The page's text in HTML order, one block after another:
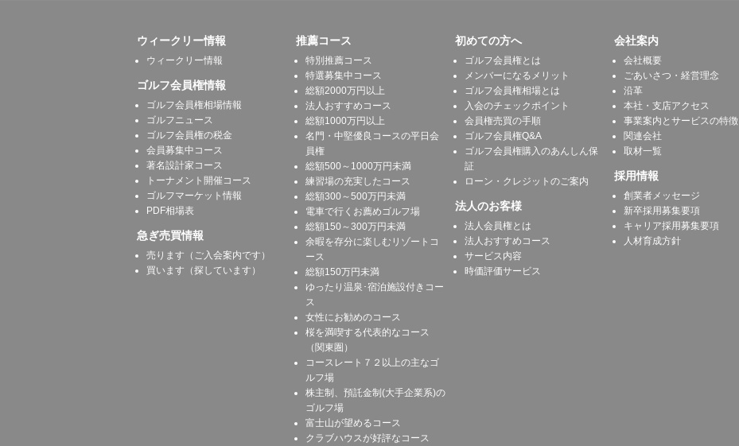
ウィークリー情報
ウィークリー情報
ゴルフ会員権情報
ゴルフ会員権相場情報
ゴルフニュース
ゴルフ会員権の税金
会員募集中コース
著名設計家コース
トーナメント開催コース
ゴルフマーケット情報
PDF相場表
急ぎ売買情報
売ります（ご入会案内です）
買います（探しています）
推薦コース
特別推薦コース
特選募集中コース
総額2000万円以上
法人おすすめコース
総額1000万円以上
名門・中堅優良コースの平日会
員権
総額500～1000万円未満
練習場の充実したコース
総額300～500万円未満
電車で行くお薦めゴルフ場
総額150～300万円未満
余暇を存分に楽しむリゾートコ
ース
総額150万円未満
ゆったり温泉･宿泊施設付きコー
ス
女性にお勧めのコース
桜を満喫する代表的なコース
（関東圏）
コースレート７２以上の主なゴ
ルフ場
株主制、預託金制(大手企業系)の
ゴルフ場
富士山が望めるコース
クラブハウスが好評なコース
初めての方へ
ゴルフ会員権とは
メンバーになるメリット
ゴルフ会員権相場とは
入会のチェックポイント
会員権売買の手順
ゴルフ会員権Q&A
ゴルフ会員権購入のあんしん保
証
ローン・クレジットのご案内
法人のお客様
法人会員権とは
法人おすすめコース
サービス内容
時価評価サービス
会社案内
会社概要
ごあいさつ・経営理念
沿革
本社・支店アクセス
事業案内とサービスの特徴
関連会社
取材一覧
採用情報
創業者メッセージ
新卒採用募集要項
キャリア採用募集要項
人材育成方針